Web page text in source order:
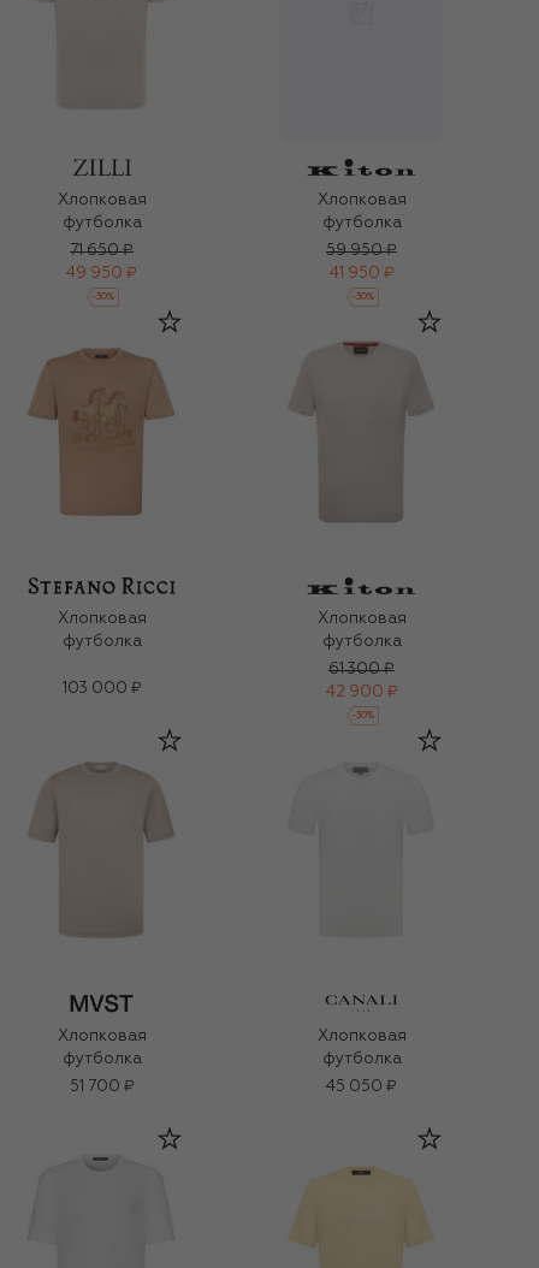
Хлопковая
футболка
71 650 ₽
49 950 ₽
-30%
Хлопковая
футболка
59 950 ₽
41 950 ₽
-30%
Хлопковая
футболка
103 000 ₽
Хлопковая
футболка
61 300 ₽
42 900 ₽
-30%
Хлопковая
футболка
51 700 ₽
Хлопковая
футболка
45 050 ₽